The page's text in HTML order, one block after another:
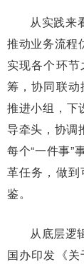
从实践来
推动业务流程
实现各个环
筹，协同联
推进小组，下
导牵头，协调
每个“一件事”
革任务，做
鉴。
从底层逻
国办印发《